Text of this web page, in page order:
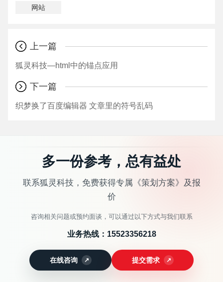
网站
上一篇
狐灵科技—html中的锚点应用
下一篇
织梦换了百度编辑器 文章里的符号乱码
多一份参考，总有益处
联系狐灵科技，免费获得专属《策划方案》及报
价
咨询相关问题或预约面谈，可以通过以下方式与我们联系
业务热线： 15523356218
在线咨询 提交需求